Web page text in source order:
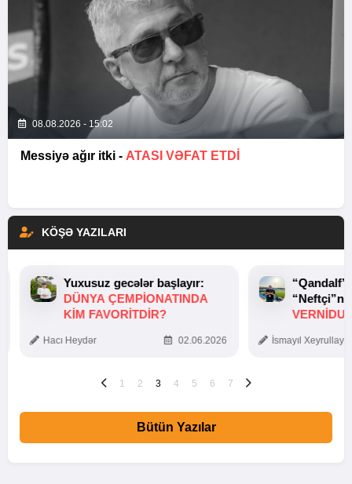
08.08.2026 - 15:02
Messiyə ağır itki - ATASI VƏFAT ETDI
KÖŞƏ YAZILARI
Yuxusuz gecələr başlayır:
DÜNYA ÇEMPIONATINDA
KIM FAVORITDIR?
Hacı Heydər 02.06.2026 İsmayıl
1 2 3 4 5 6 7
Bütün Yazılar